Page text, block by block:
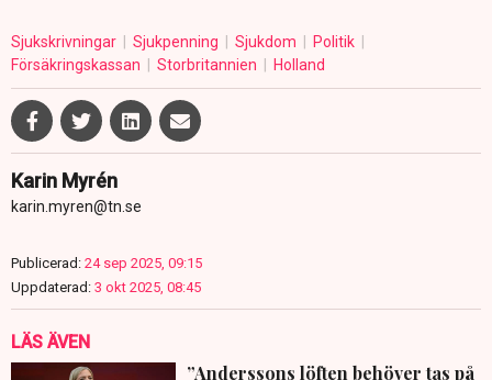
Sjukskrivningar Sjukpenning Sjukdom
Politik
Försäkringskassan
Storbritannien Holland
Karin Myrén
karin.myren@tn.se
Publicerad: 24 sep 2025, 09:15
Uppdaterad: 3 okt 2025, 08:45
LÄS ÄVEN
”Anderssons löften behöver tas på